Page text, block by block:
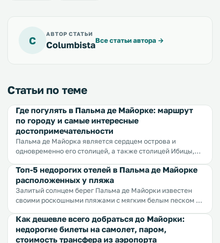
C
АВТОР СТАТЬИ
ColumbistaВсе статьи автора →
Статьи по теме
Где погулять в Пальма де Майорке: маршрут
по городу и самые интересные
достопримечательности
Пальма де Майорка является сердцем острова и
одновременно его столицей, а также столицей Ибицы,
расположена Пальма де Майорка, считается одной из
самых красивых в мире, такой ее делают песчаные
пляжи, неприступные скалы и изумрудные сосны.
Неподалеку от города находится главный аэропорт, в
путешественников со всего мира прекрасными пляжами
с мягким песком и отличным сервисом, комфортными
отелями и уютными гостевыми домами, красивой
Топ-5 недорогих отелей в Пальма де Майорке
расположенных у пляжа
Залитый солнцем берег Пальма де Майорки известен
своими роскошными пляжами с мягким белым песком и
что найти отель у моря и не отдать за номер полцарства
здесь непосильная задача, но мы справились.
Предлагаем вашему вниманию обзор лучших бюджетных
Как дешевле всего добраться до Майорки:
недорогие билеты на самолет, паром,
стоимость трансфера из аэропорта